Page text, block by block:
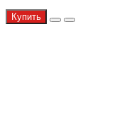
Купить